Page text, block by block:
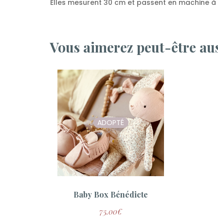
Elles mesurent 30 cm et passent en machine à
Vous aimerez peut-être
ADOPTÉ
Baby Box Bénédicte
75.00€